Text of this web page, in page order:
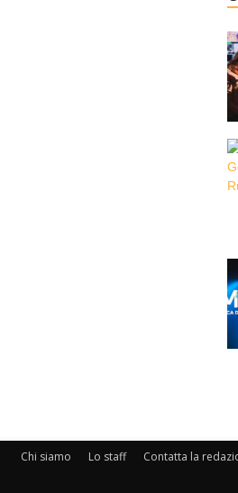
Chi siamo Lo staff Contatta la